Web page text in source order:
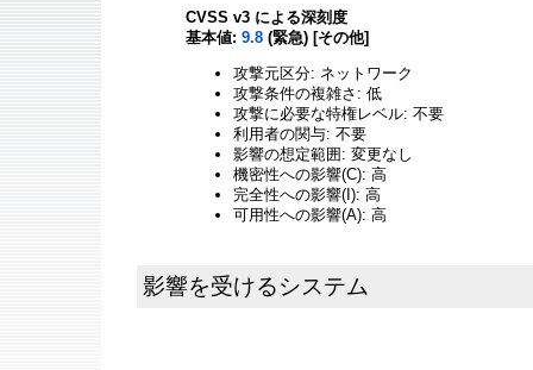
CVSS v3 による深刻度
基本値: 9.8 (緊急) [その他]
攻撃元区分: ネットワーク
攻撃条件の複雑さ: 低
攻撃に必要な特権レベル: 不要
利用者の関与: 不要
影響の想定範囲: 変更なし
機密性への影響(C): 高
完全性への影響(I): 高
可用性への影響(A): 高
影響を受けるシステム